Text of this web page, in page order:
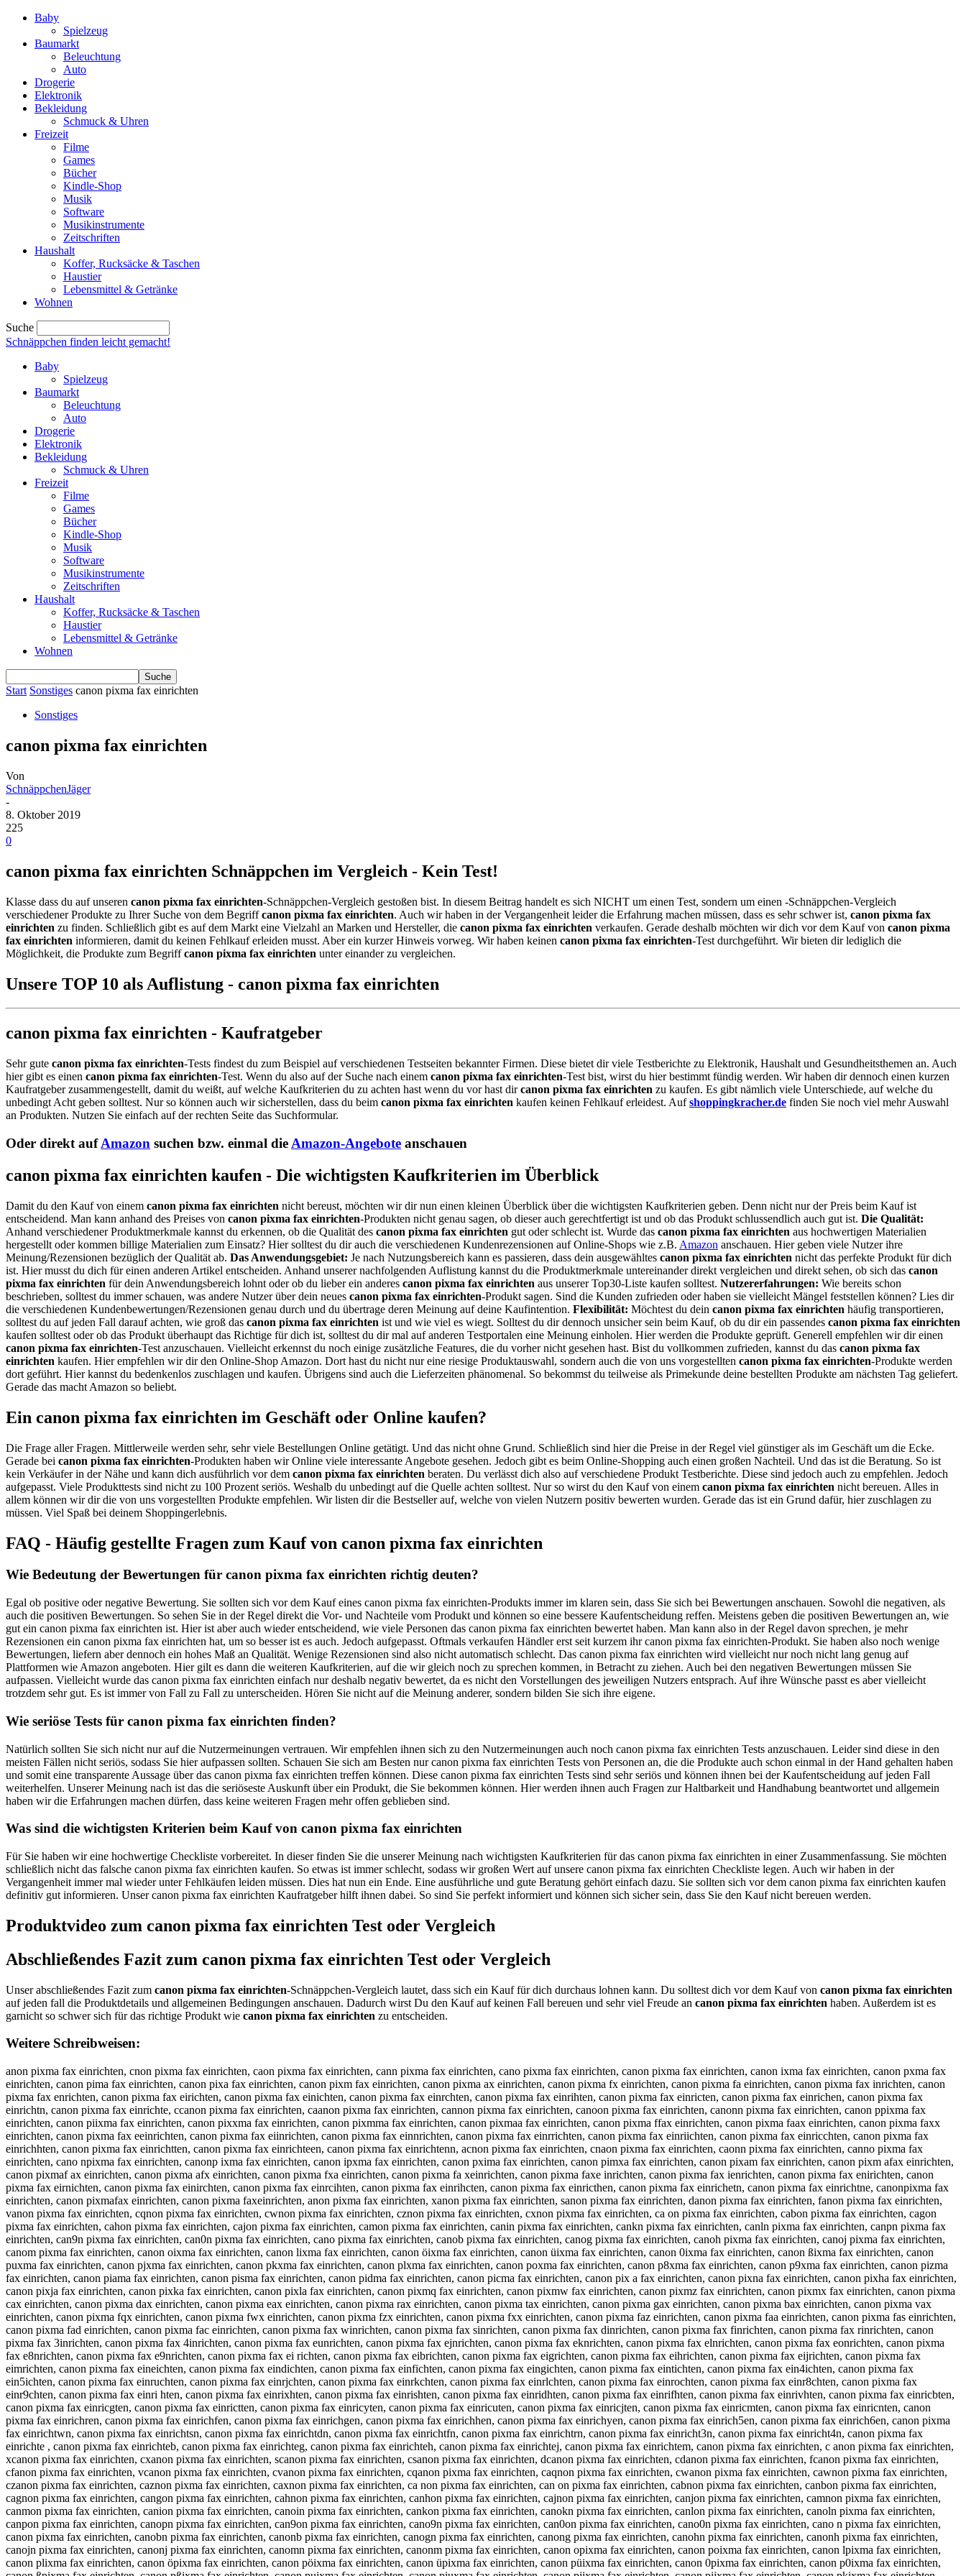
Baby
Spielzeug
Baumarkt
Beleuchtung
Auto
Drogerie
Elektronik
Bekleidung
Schmuck & Uhren
Freizeit
Filme
Games
Bücher
Kindle-Shop
Musik
Software
Musikinstrumente
Zeitschriften
Haushalt
Koffer, Rucksäcke & Taschen
Haustier
Lebensmittel & Getränke
Wohnen
Suche
Schnäppchen finden leicht gemacht!
Baby
Spielzeug
Baumarkt
Beleuchtung
Auto
Drogerie
Elektronik
Bekleidung
Schmuck & Uhren
Freizeit
Filme
Games
Bücher
Kindle-Shop
Musik
Software
Musikinstrumente
Zeitschriften
Haushalt
Koffer, Rucksäcke & Taschen
Haustier
Lebensmittel & Getränke
Wohnen
Start Sonstiges canon pixma fax einrichten
Sonstiges
canon pixma fax einrichten
Von
SchnäppchenJäger
-
8. Oktober 2019
225
0
canon pixma fax einrichten Schnäppchen im Vergleich - Kein Test!
Klasse dass du auf unseren canon pixma fax einrichten-Schnäppchen-Vergleich gestoßen bist. In diesem Beitrag handelt es sich NICHT um einen Test, sondern um einen -Schnäppchen-Vergleich
verschiedener Produkte zu Ihrer Suche von dem Begriffcanon pixma fax einrichten. Auch wir haben in der Vergangenheit leider die Erfahrung machen müssen, dass es sehr schwer ist, canon pixma fax
einrichten zu finden. Schließlich gibt es auf dem Markt eine Vielzahl an Marken und Hersteller, die canon pixma fax einrichten verkaufen. Gerade deshalb möchten wir dich vor dem Kauf von canon pixma
fax einrichten informieren, damit du keinen Fehlkauf erleiden musst. Aber ein kurzer Hinweis vorweg. Wir haben keinen canon pixma fax einrichten-Test durchgeführt. Wir bieten dir lediglich die
Möglichkeit, die Produkte zum Begriffcanon pixma fax einrichten unter einander zu vergleichen.
Unsere TOP 10 als Auflistung - canon pixma fax einrichten
canon pixma fax einrichten - Kaufratgeber
Sehr gute canon pixma fax einrichten-Tests findest du zum Beispiel auf verschiedenen Testseiten bekannter Firmen. Diese bietet dir viele Testberichte zu Elektronik, Haushalt und Gesundheitsthemen an. Auch
hier gibt es einen canon pixma fax einrichten-Test. Wenn du also auf der Suche nach einem canon pixma fax einrichten-Test bist, wirst du hier bestimmt fündig werden. Wir haben dir dennoch einen kurzen
Kaufratgeber zusammengestellt, damit du weißt, auf welche Kaufkriterien du zu achten hast wenn du vor hast dircanon pixma fax einrichten zu kaufen. Es gibt nämlich viele Unterschiede, auf welche du
unbedingt Acht geben solltest. Nur so können auch wir sicherstellen, dass du beim canon pixma fax einrichten kaufen keinen Fehlkauf erleidest. Aufshoppingkracher.de finden Sie noch viel mehr Auswahl
an Produkten. Nutzen Sie einfach auf der rechten Seite das Suchformular.
Oder direkt aufAmazon suchen bzw. einmal die Amazon-Angebote anschauen
canon pixma fax einrichten kaufen - Die wichtigsten Kaufkriterien im Überblick
Damit du den Kauf von einem canon pixma fax einrichten nicht bereust, möchten wir dir nun einen kleinen Überblick über die wichtigsten Kaufkriterien geben. Denn nicht nur der Preis beim Kauf ist
entscheidend. Man kann anhand des Preises von canon pixma fax einrichten-Produkten nicht genau sagen, ob dieser auch gerechtfertigt ist und ob das Produkt schlussendlich auch gut ist. Die Qualität:
Anhand verschiedener Produktmerkmale kannst du erkennen, ob die Qualität des canon pixma fax einrichten gut oder schlecht ist. Wurde das canon pixma fax einrichten aus hochwertigen Materialien
hergestellt oder kommen billige Materialien zum Einsatz? Hier solltest du dir auch die verschiedenen Kundenrezensionen auf Online-Shops wie z.B. Amazon anschauen. Hier geben viele Nutzer ihre
Meinung/Rezensionen bezüglich der Qualität ab. Das Anwendungsgebiet: Je nach Nutzungsbereich kann es passieren, dass dein ausgewähltes canon pixma fax einrichten nicht das perfekte Produkt für dich
ist. Hier musst du dich für einen anderen Artikel entscheiden. Anhand unserer nachfolgenden Auflistung kannst du die Produktmerkmale untereinander direkt vergleichen und direkt sehen, ob sich das canon
pixma fax einrichten für dein Anwendungsbereich lohnt oder ob du lieber ein anderes canon pixma fax einrichten aus unserer Top30-Liste kaufen solltest. Nutzererfahrungen: Wie bereits schon
beschrieben, solltest du immer schauen, was andere Nutzer über dein neues canon pixma fax einrichten-Produkt sagen. Sind die Kunden zufrieden oder haben sie vielleicht Mängel feststellen können? Lies dir
die verschiedenen Kundenbewertungen/Rezensionen genau durch und du übertrage deren Meinung auf deine Kaufintention. Flexibilität: Möchtest du dein canon pixma fax einrichten häufig transportieren,
solltest du auf jeden Fall darauf achten, wie groß das canon pixma fax einrichten ist und wie viel es wiegt. Solltest du dir dennoch unsicher sein beim Kauf, ob du dir ein passendes canon pixma fax einrichten
kaufen solltest oder ob das Produkt überhaupt das Richtige für dich ist, solltest du dir mal auf anderen Testportalen eine Meinung einholen. Hier werden die Produkte geprüft. Generell empfehlen wir dir einen
canon pixma fax einrichten-Test anzuschauen. Vielleicht erkennst du noch einige zusätzliche Features, die du vorher nicht gesehen hast. Bist du vollkommen zufrieden, kannst du das canon pixma fax
einrichten kaufen. Hier empfehlen wir dir den Online-Shop Amazon. Dort hast du nicht nur eine riesige Produktauswahl, sondern auch die von uns vorgestellten canon pixma fax einrichten-Produkte werden
dort geführt. Hier kannst du bedenkenlos zuschlagen und kaufen. Übrigens sind auch die Lieferzeiten phänomenal. So bekommst du teilweise als Primekunde deine bestellten Produkte am nächsten Tag geliefert.
Gerade das macht Amazon so beliebt.
Ein canon pixma fax einrichten im Geschäft oder Online kaufen?
Die Frage aller Fragen. Mittlerweile werden sehr, sehr viele Bestellungen Online getätigt. Und das nicht ohne Grund. Schließlich sind hier die Preise in der Regel viel günstiger als im Geschäft um die Ecke.
Gerade bei canon pixma fax einrichten-Produkten haben wir Online viele interessante Angebote gesehen. Jedoch gibt es beim Online-Shopping auch einen großen Nachteil. Und das ist die Beratung. So ist
kein Verkäufer in der Nähe und kann dich ausführlich vor dem canon pixma fax einrichten beraten. Du verlässt dich also auf verschiedene Produkt Testberichte. Diese sind jedoch auch zu empfehlen. Jedoch
aufgepasst. Viele Produkttests sind nicht zu 100 Prozent seriös. Weshalb du unbedingt auf die Quelle achten solltest. Nur so wirst du den Kauf von einem canon pixma fax einrichten nicht bereuen. Alles in
allem können wir dir die von uns vorgestellten Produkte empfehlen. Wir listen dir die Bestseller auf, welche von vielen Nutzern positiv bewerten wurden. Gerade das ist ein Grund dafür, hier zuschlagen zu
müssen. Viel Spaß bei deinem Shoppingerlebnis.
FAQ - Häufig gestellte Fragen zum Kauf von canon pixma fax einrichten
Wie Bedeutung der Bewertungen für canon pixma fax einrichten richtig deuten?
Egal ob positive oder negative Bewertung. Sie sollten sich vor dem Kauf eines canon pixma fax einrichten-Produkts immer im klaren sein, dass Sie sich bei Bewertungen anschauen. Sowohl die negativen, als
auch die positiven Bewertungen. So sehen Sie in der Regel direkt die Vor- und Nachteile vom Produkt und können so eine bessere Kaufentscheidung reffen. Meistens geben die positiven Bewertungen an, wie
gut ein canon pixma fax einrichten ist. Hier ist aber auch wieder entscheidend, wie viele Personen das canon pixma fax einrichten bewertet haben. Man kann also in der Regel davon sprechen, je mehr
Rezensionen ein canon pixma fax einrichten hat, um so besser ist es auch. Jedoch aufgepasst. Oftmals verkaufen Händler erst seit kurzem ihr canon pixma fax einrichten-Produkt. Sie haben also noch wenige
Bewertungen, liefern aber dennoch ein hohes Maß an Qualität. Wenige Rezensionen sind also nicht automatisch schlecht. Das canon pixma fax einrichten wird vielleicht nur noch nicht lang genug auf
Plattformen wie Amazon angeboten. Hier gilt es dann die weiteren Kaufkriterien, auf die wir gleich noch zu sprechen kommen, in Betracht zu ziehen. Auch bei den negativen Bewertungen müssen Sie
aufpassen. Vielleicht wurde das canon pixma fax einrichten einfach nur deshalb negativ bewertet, da es nicht den Vorstellungen des jeweiligen Nutzers entsprach. Auf ihre Wünsche passt es aber vielleicht
trotzdem sehr gut. Es ist immer von Fall zu Fall zu unterscheiden. Hören Sie nicht auf die Meinung anderer, sondern bilden Sie sich ihre eigene.
Wie seriöse Tests für canon pixma fax einrichten finden?
Natürlich sollten Sie sich nicht nur auf die Nutzermeinungen vertrauen. Wir empfehlen ihnen sich zu den Nutzermeinungen auch noch canon pixma fax einrichten Tests anzuschauen. Leider sind diese in den
meisten Fällen nicht seriös, sodass Sie hier aufpassen sollten. Schauen Sie sich am Besten nur canon pixma fax einrichten Tests von Personen an, die die Produkte auch schon einmal in der Hand gehalten haben
und somit eine transparente Aussage über das canon pixma fax einrichten treffen können. Diese canon pixma fax einrichten Tests sind sehr seriös und können ihnen bei der Kaufentscheidung auf jeden Fall
weiterhelfen. Unserer Meinung nach ist das die seriöseste Auskunft über ein Produkt, die Sie bekommen können. Hier werden ihnen auch Fragen zur Haltbarkeit und Handhabung beantwortet und allgemein
haben wir die Erfahrungen machen dürfen, dass keine weiteren Fragen mehr offen geblieben sind.
Was sind die wichtigsten Kriterien beim Kauf von canon pixma fax einrichten
Für Sie haben wir eine hochwertige Checkliste vorbereitet. In dieser finden Sie die unserer Meinung nach wichtigsten Kaufkriterien für das canon pixma fax einrichten in einer Zusammenfassung. Sie möchten
schließlich nicht das falsche canon pixma fax einrichten kaufen. So etwas ist immer schlecht, sodass wir großen Wert auf unsere canon pixma fax einrichten Checkliste legen. Auch wir haben in der
Vergangenheit immer mal wieder unter Fehlkäufen leiden müssen. Dies hat nun ein Ende. Eine ausführliche und gute Beratung gehört einfach dazu. Sie sollten sich vor dem canon pixma fax einrichten kaufen
definitiv gut informieren. Unser canon pixma fax einrichten Kaufratgeber hilft ihnen dabei. So sind Sie perfekt informiert und können sich sicher sein, dass Sie den Kauf nicht bereuen werden.
Produktvideo zum canon pixma fax einrichten Test oder Vergleich
Abschließendes Fazit zum canon pixma fax einrichten Test oder Vergleich
Unser abschließendes Fazit zum canon pixma fax einrichten-Schnäppchen-Vergleich lautet, dass sich ein Kauf für dich durchaus lohnen kann. Du solltest dich vor dem Kauf von canon pixma fax einrichten
auf jeden fall die Produktdetails und allgemeinen Bedingungen anschauen. Dadurch wirst Du den Kauf auf keinen Fall bereuen und sehr viel Freude an canon pixma fax einrichten haben. Außerdem ist es
garnicht so schwer sich für das richtige Produkt wie canon pixma fax einrichten zu entscheiden.
Weitere Schreibweisen:
anon pixma fax einrichten, cnon pixma fax einrichten, caon pixma fax einrichten, cann pixma fax einrichten, cano pixma fax einrichten, canon pixma fax einrichten, canon ixma fax einrichten, canon pxma fax einrichten, canon pima fax einrichten, canon pixa fax einrichten, canon pixm fax einrichten, canon pixma ax einrichten, canon pixma fx einrichten, canon pixma fa einrichten, canon pixma fax inrichten, canon pixma fax enrichten, canon pixma fax eirichten, canon pixma fax einichten, canon pixma fax einrchten, canon pixma fax einrihten, canon pixma fax einricten, canon pixma fax einrichen, canon pixma fax einrichtn, canon pixma fax einrichte, ccanon pixma fax einrichten, caanon pixma fax einrichten, cannon pixma fax einrichten, canoon pixma fax einrichten, canonn pixma fax einrichten, canon ppixma fax einrichten, canon piixma fax einrichten, canon pixxma fax einrichten, canon pixmma fax einrichten, canon pixmaa fax einrichten, canon pixma ffax einrichten, canon pixma faax einrichten, canon pixma faxx einrichten, canon pixma fax eeinrichten, canon pixma fax eiinrichten, canon pixma fax einnrichten, canon pixma fax einrrichten, canon pixma fax einriichten, canon pixma fax einricchten, canon pixma fax einrichhten, canon pixma fax einrichtten, canon pixma fax einrichteen, canon pixma fax einrichtenn, acnon pixma fax einrichten, cnaon pixma fax einrichten, caonn pixma fax einrichten, canno pixma fax einrichten, cano npixma fax einrichten, canonp ixma fax einrichten, canon ipxma fax einrichten, canon pxima fax einrichten, canon pimxa fax einrichten, canon pixam fax einrichten, canon pixm afax einrichten, canon pixmaf ax einrichten, canon pixma afx einrichten, canon pixma fxa einrichten, canon pixma fa xeinrichten, canon pixma faxe inrichten, canon pixma fax ienrichten, canon pixma fax enirichten, canon pixma fax eirnichten, canon pixma fax einirchten, canon pixma fax einrcihten, canon pixma fax einrihcten, canon pixma fax einricthen, canon pixma fax einrichetn, canon pixma fax einrichtne, canonpixma fax einrichten, canon pixmafax einrichten, canon pixma faxeinrichten, anon pixma fax einrichten, xanon pixma fax einrichten, sanon pixma fax einrichten, danon pixma fax einrichten, fanon pixma fax einrichten, vanon pixma fax einrichten, cqnon pixma fax einrichten, cwnon pixma fax einrichten, cznon pixma fax einrichten, cxnon pixma fax einrichten, ca on pixma fax einrichten, cabon pixma fax einrichten, cagon pixma fax einrichten, cahon pixma fax einrichten, cajon pixma fax einrichten, camon pixma fax einrichten, canin pixma fax einrichten, cankn pixma fax einrichten, canln pixma fax einrichten, canpn pixma fax einrichten, can9n pixma fax einrichten, can0n pixma fax einrichten, cano pixma fax einrichten, canob pixma fax einrichten, canog pixma fax einrichten, canoh pixma fax einrichten, canoj pixma fax einrichten, canom pixma fax einrichten, canon oixma fax einrichten, canon lixma fax einrichten, canon öixma fax einrichten, canon üixma fax einrichten, canon 0ixma fax einrichten, canon ßixma fax einrichten, canon puxma fax einrichten, canon pjxma fax einrichten, canon pkxma fax einrichten, canon plxma fax einrichten, canon poxma fax einrichten, canon p8xma fax einrichten, canon p9xma fax einrichten, canon pizma fax einrichten, canon piama fax einrichten, canon pisma fax einrichten, canon pidma fax einrichten, canon picma fax einrichten, canon pix a fax einrichten, canon pixna fax einrichten, canon pixha fax einrichten, canon pixja fax einrichten, canon pixka fax einrichten, canon pixla fax einrichten, canon pixmq fax einrichten, canon pixmw fax einrichten, canon pixmz fax einrichten, canon pixmx fax einrichten, canon pixma cax einrichten, canon pixma dax einrichten, canon pixma eax einrichten, canon pixma rax einrichten, canon pixma tax einrichten, canon pixma gax einrichten, canon pixma bax einrichten, canon pixma vax einrichten, canon pixma fqx einrichten, canon pixma fwx einrichten, canon pixma fzx einrichten, canon pixma fxx einrichten, canon pixma faz einrichten, canon pixma faa einrichten, canon pixma fas einrichten, canon pixma fad einrichten, canon pixma fac einrichten, canon pixma fax winrichten, canon pixma fax sinrichten, canon pixma fax dinrichten, canon pixma fax finrichten, canon pixma fax rinrichten, canon pixma fax 3inrichten, canon pixma fax 4inrichten, canon pixma fax eunrichten, canon pixma fax ejnrichten, canon pixma fax eknrichten, canon pixma fax elnrichten, canon pixma fax eonrichten, canon pixma fax e8nrichten, canon pixma fax e9nrichten, canon pixma fax ei richten, canon pixma fax eibrichten, canon pixma fax eigrichten, canon pixma fax eihrichten, canon pixma fax eijrichten, canon pixma fax eimrichten, canon pixma fax eineichten, canon pixma fax eindichten, canon pixma fax einfichten, canon pixma fax eingichten, canon pixma fax eintichten, canon pixma fax ein4ichten, canon pixma fax ein5ichten, canon pixma fax einruchten, canon pixma fax einrjchten, canon pixma fax einrkchten, canon pixma fax einrlchten, canon pixma fax einrochten, canon pixma fax einr8chten, canon pixma fax einr9chten, canon pixma fax einri hten, canon pixma fax einrixhten, canon pixma fax einrishten, canon pixma fax einridhten, canon pixma fax einrifhten, canon pixma fax einrivhten, canon pixma fax einricbten, canon pixma fax einricgten, canon pixma fax einrictten, canon pixma fax einricyten, canon pixma fax einricuten, canon pixma fax einricjten, canon pixma fax einricmten, canon pixma fax einricnten, canon pixma fax einrichren, canon pixma fax einrichfen, canon pixma fax einrichgen, canon pixma fax einrichhen, canon pixma fax einrichyen, canon pixma fax einrich5en, canon pixma fax einrich6en, canon pixma fax einrichtwn, canon pixma fax einrichtsn, canon pixma fax einrichtdn, canon pixma fax einrichtfn, canon pixma fax einrichtrn, canon pixma fax einricht3n, canon pixma fax einricht4n, canon pixma fax einrichte , canon pixma fax einrichteb, canon pixma fax einrichteg, canon pixma fax einrichteh, canon pixma fax einrichtej, canon pixma fax einrichtem, canon pixma fax einrichten, c anon pixma fax einrichten, xcanon pixma fax einrichten, cxanon pixma fax einrichten, scanon pixma fax einrichten, csanon pixma fax einrichten, dcanon pixma fax einrichten, cdanon pixma fax einrichten, fcanon pixma fax einrichten, cfanon pixma fax einrichten, vcanon pixma fax einrichten, cvanon pixma fax einrichten, cqanon pixma fax einrichten, caqnon pixma fax einrichten, cwanon pixma fax einrichten, cawnon pixma fax einrichten, czanon pixma fax einrichten, caznon pixma fax einrichten, caxnon pixma fax einrichten, ca non pixma fax einrichten, can on pixma fax einrichten, cabnon pixma fax einrichten, canbon pixma fax einrichten, cagnon pixma fax einrichten, cangon pixma fax einrichten, cahnon pixma fax einrichten, canhon pixma fax einrichten, cajnon pixma fax einrichten, canjon pixma fax einrichten, camnon pixma fax einrichten, canmon pixma fax einrichten, canion pixma fax einrichten, canoin pixma fax einrichten, cankon pixma fax einrichten, canokn pixma fax einrichten, canlon pixma fax einrichten, canoln pixma fax einrichten, canpon pixma fax einrichten, canopn pixma fax einrichten, can9on pixma fax einrichten, cano9n pixma fax einrichten, can0on pixma fax einrichten, cano0n pixma fax einrichten, cano n pixma fax einrichten, canon pixma fax einrichten, canobn pixma fax einrichten, canonb pixma fax einrichten, canogn pixma fax einrichten, canong pixma fax einrichten, canohn pixma fax einrichten, canonh pixma fax einrichten, canojn pixma fax einrichten, canonj pixma fax einrichten, canomn pixma fax einrichten, canonm pixma fax einrichten, canon opixma fax einrichten, canon poixma fax einrichten, canon lpixma fax einrichten, canon plixma fax einrichten, canon öpixma fax einrichten, canon pöixma fax einrichten, canon üpixma fax einrichten, canon püixma fax einrichten, canon 0pixma fax einrichten, canon p0ixma fax einrichten, canon ßpixma fax einrichten, canon pßixma fax einrichten, canon puixma fax einrichten, canon piuxma fax einrichten, canon pjixma fax einrichten, canon pijxma fax einrichten, canon pkixma fax einrichten, canon pikxma fax einrichten, canon pilxma fax einrichten, canon pioxma fax einrichten, canon p8ixma fax einrichten, canon pi8xma fax einrichten, canon p9ixma fax einrichten, canon pi9xma fax einrichten, canon pizxma fax einrichten, canon pixzma fax einrichten, canon piaxma fax einrichten, canon pixama fax einrichten, canon pisxma fax einrichten, canon pixsma fax einrichten, canon pidxma fax einrichten, canon pixdma fax einrichten, canon picxma fax einrichten, canon pixcma fax einrichten, canon pix ma fax einrichten, canon pixm a fax einrichten, canon pixnma fax einrichten, canon pixmna fax einrichten, canon pixhma fax einrichten, canon pixmha fax einrichten, canon pixjma fax einrichten, canon pixmja fax einrichten, canon pixkma fax einrichten, canon pixmka fax einrichten, canon pixlma fax einrichten, canon pixmla fax einrichten, canon pixmqa fax einrichten, canon pixmaq fax einrichten, canon pixmwa fax einrichten, canon pixmaw fax einrichten, canon pixmza fax einrichten, canon pixmaz fax einrichten, canon pixmxa fax einrichten, canon pixmax fax einrichten, canon pixma cfax einrichten, canon pixma fcax einrichten, canon pixma dfax einrichten, canon pixma fdax einrichten, canon pixma efax einrichten, canon pixma feax einrichten, canon pixma rfax einrichten, canon pixma frax einrichten, canon pixma tfax einrichten, canon pixma ftax einrichten, canon pixma gfax einrichten, canon pixma fgax einrichten, canon pixma bfax einrichten, canon pixma fbax einrichten, canon pixma vfax einrichten, canon pixma fvax einrichten, canon pixma fqax einrichten, canon pixma faqx einrichten, canon pixma fwax einrichten, canon pixma fawx einrichten, canon pixma fzax einrichten, canon pixma fazx einrichten, canon pixma fxax einrichten, canon pixma faxz einrichten, canon pixma faxa einrichten, canon pixma fasx einrichten, canon pixma faxs einrichten, canon pixm